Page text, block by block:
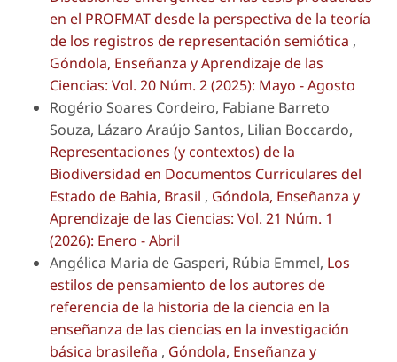
en el PROFMAT desde la perspectiva de la teoría
de los registros de representación semiótica ,
Góndola, Enseñanza y Aprendizaje de las
Ciencias: Vol. 20 Núm. 2 (2025): Mayo - Agosto
Rogério Soares Cordeiro, Fabiane Barreto
Souza, Lázaro Araújo Santos, Lilian Boccardo,
Representaciones (y contextos) de la
Biodiversidad en Documentos Curriculares del
Estado de Bahia, Brasil , Góndola, Enseñanza y
Aprendizaje de las Ciencias: Vol. 21 Núm. 1
(2026): Enero - Abril
Angélica Maria de Gasperi, Rúbia Emmel, Los
estilos de pensamiento de los autores de
referencia de la historia de la ciencia en la
enseñanza de las ciencias en la investigación
básica brasileña , Góndola, Enseñanza y